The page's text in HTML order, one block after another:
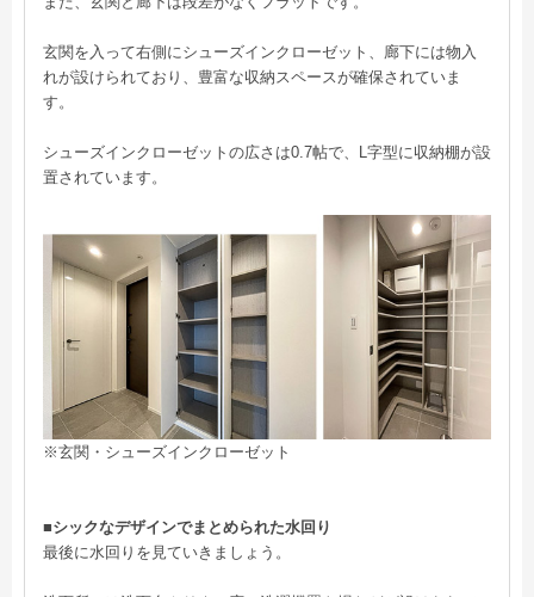
玄関を入って右側にシューズインクローゼット、廊下には物入
れが設けられており、豊富な収納スペースが確保されていま
す。
シューズインクローゼットの広さは0.7帖で、L字型に収納棚が設
置されています。
※玄関・シューズインクローゼット
■シックなデザインでまとめられた水回り
最後に水回りを見ていきましょう。